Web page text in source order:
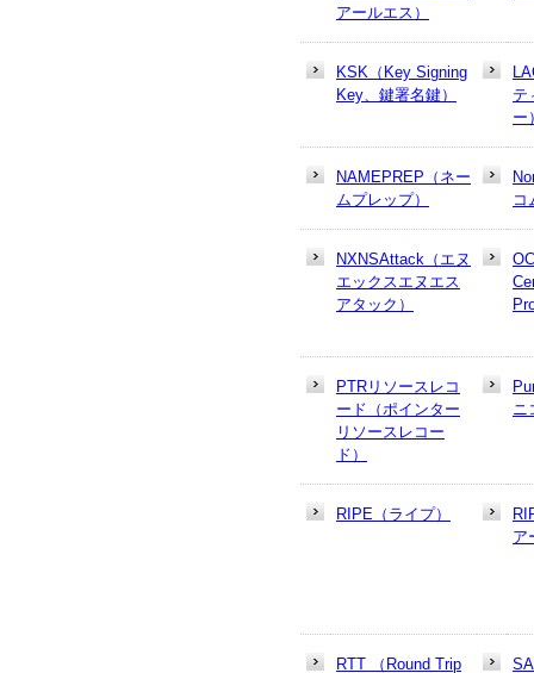
アールエス）
KSK（Key Signing
Key、鍵署名鍵）
テ
ー
NAMEPREP（ネー
ムプレップ）
コ
NXNSAttack（エヌ
エックスエヌエス
アタック）
PTRリソースレコ
ード（ポインター
リソースレコー
ド）
ニ
RIPE（ライプ）
ア
RTT （Round Trip